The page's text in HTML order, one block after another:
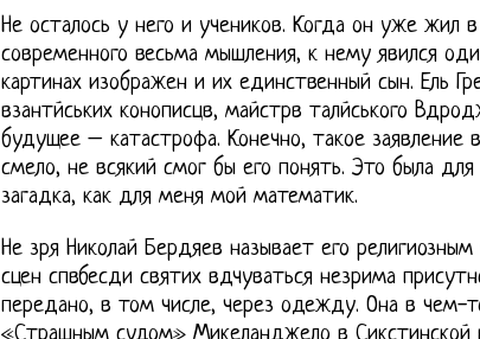
Не осталось у него и учеников. Когда он уже жил
современного весьма мышления, к нему явился
картинах изображен и их единственный сын. Ель
взантйських конописцв, майстрв талйського
будущее – катастрофа. Конечно, такое заявление
смело, не всякий смог бы его понять. Это была
загадка, как для меня мой математик.
Не зря Николай Бердяев называет его
сцен спвбесди святих вдчуваться незрима
передано, в том числе, через одежду. Она в чем-